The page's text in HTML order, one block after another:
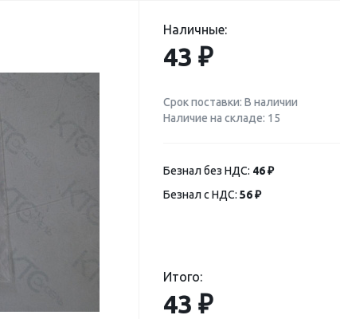
Наличные:
43 ₽
Срок поставки: В наличии
Наличие на складе: 15
Безнал без НДС: 46 ₽
Безнал с НДС: 56 ₽
Итого:
43 ₽